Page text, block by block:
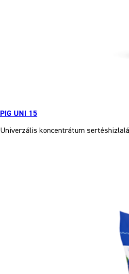
PIG UNI 15
Univerzális koncentrátum